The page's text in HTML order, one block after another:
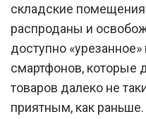
складские помещения
распроданы и
доступно
смартфонов, которые
товаров далеко не
приятным, как